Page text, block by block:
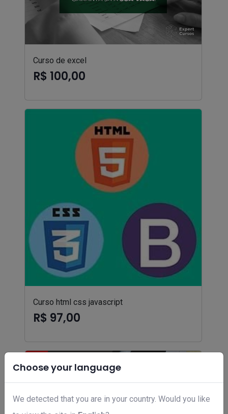
Choose your language
We detected that you are in your country. Would you like
Curso de excel
R$ 100,00
Curso html css javascript
R$ 97,00